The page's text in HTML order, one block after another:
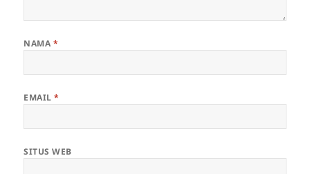
NAMA *
EMAIL*
SITUS WEB